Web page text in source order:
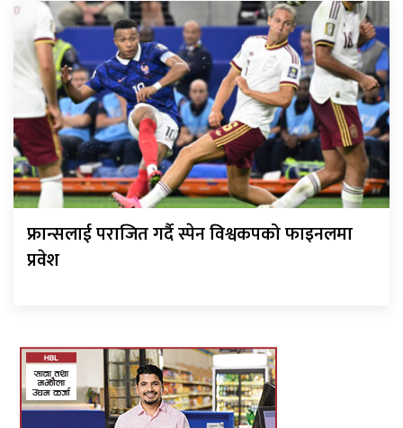
फ्रान्सलाई पराजित गर्दै स्पेन विश्वकपको फाइनलमा
प्रवेश